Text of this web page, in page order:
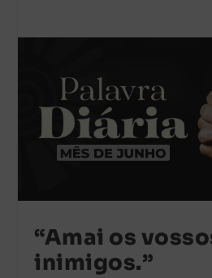
“Amai os
inimigos.”